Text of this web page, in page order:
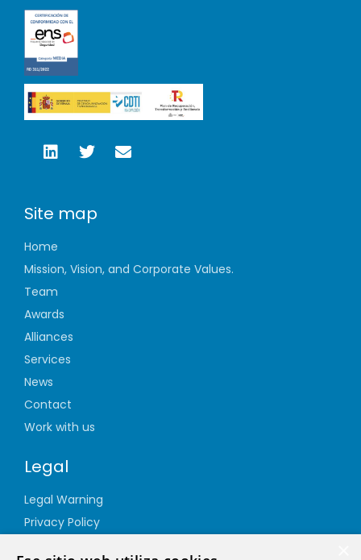
Site map
Home
Mission, Vision, and Corporate Values.
Team
Awards
Alliances
Services
News
Contact
Work with us
Legal
Legal Warning
Privacy Policy